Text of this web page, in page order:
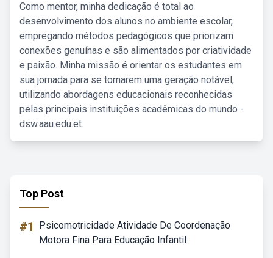
Como mentor, minha dedicação é total ao
desenvolvimento dos alunos no ambiente escolar,
empregando métodos pedagógicos que priorizam
conexões genuínas e são alimentados por criatividade
e paixão. Minha missão é orientar os estudantes em
sua jornada para se tornarem uma geração notável,
utilizando abordagens educacionais reconhecidas
pelas principais instituições acadêmicas do mundo -
dsw.aau.edu.et.
Top Post
#1
Psicomotricidade Atividade De Coordenação
Motora Fina Para Educação Infantil